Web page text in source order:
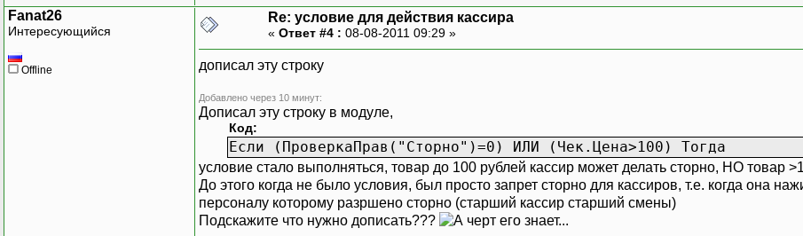
Если Чек.СуммаСкидки<>0 Тогда
СтрокаДляПечати="";
Если
КонецЕсли;
Если
КонецЕсли;
Если
Fanat26
Интересующийся
Offline
Re: условие для действия кассира
« Ответ #4 : 08-08-2011 09:29 »
дописал эту строку
Добавлено через 10 минут:
Дописал эту строку в модуле,
Код:
Если (ПроверкаПрав("Сторно")=0) ИЛИ (Чек.Цена>100) Тогда
условие стало выполняться, товар до 100 рублей кассир может делать сторно, НО товар
До этого когда не было условия, был просто запрет сторно для кассиров, т.е. когда она
персоналу которому разршено сторно (старший кассир старший смены)
Подскажите что нужно дописать???